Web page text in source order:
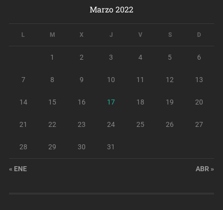
Marzo 2022
L M X J V S D
1 2 3 4 5 6
7 8 9 10 11 12 13
14 15 16 17 18 19 20
21 22 23 24 25 26 27
28 29 30 31
« ENE ABR »